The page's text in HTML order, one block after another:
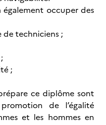
occuper des
techniciens ;
;
ce diplôme sont
de l’égalité
et les hommes en